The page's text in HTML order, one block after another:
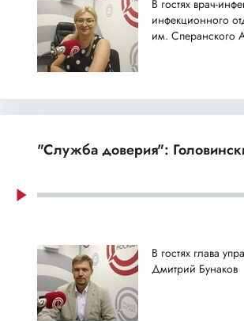
В гостях врач-
инфекционного
им. Сперанского
"Служба доверия":
В гостях глава
Дмитрий Бунаков